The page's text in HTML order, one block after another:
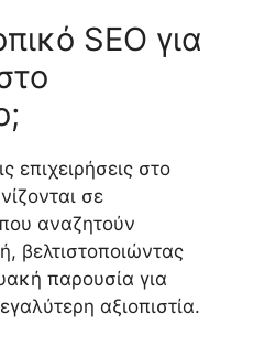
SEO για
επιχειρήσεις στο
σε
αναζητούν
βελτιστοποιώντας
παρουσία για
αξιοπιστία.